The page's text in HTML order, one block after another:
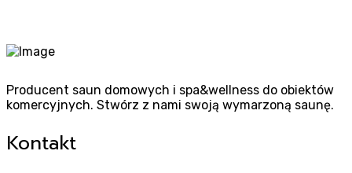
Producent saun domowych i spa&wellness do obiektów
komercyjnych. Stwórz z nami swoją wymarzoną saunę.
Kontakt